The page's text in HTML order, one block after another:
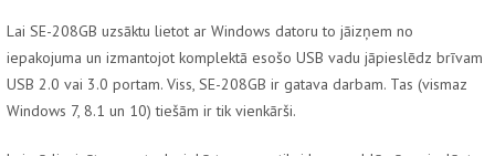
Lai SE-208GB uzsāktu lietot ar Windows datoru to jāizņem no
iepakojuma un izmantojot komplektā esošo USB vadu jāpieslēdz brīvam
USB 2.0 vai 3.0 portam. Viss, SE-208GB ir gatava darbam. Tas (vismaz
Windows 7, 8.1 un 10) tiešām ir tik vienkārši.